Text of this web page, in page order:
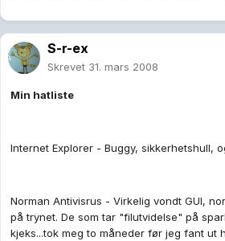
S-r-ex
Skrevet 31. mars 2008
Min hatliste
Internet Explorer - Buggy, sikkerhetshull,
Norman Antivisrus - Virkelig vondt GUI,
på trynet. De som tar "filutvidelse" på
kjeks...tok meg to måneder før jeg fant ut